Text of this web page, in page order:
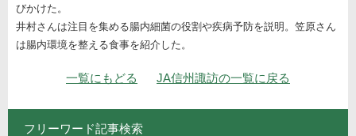
びかけた。
井村さんは注目を集める腸内細菌の役割や疾病予防を説明。笠原さん
は腸内環境を整える食事を紹介した。
ナビゲーション
一覧にもどる JA信州諏訪の一覧に戻る
フリーワード記事検索